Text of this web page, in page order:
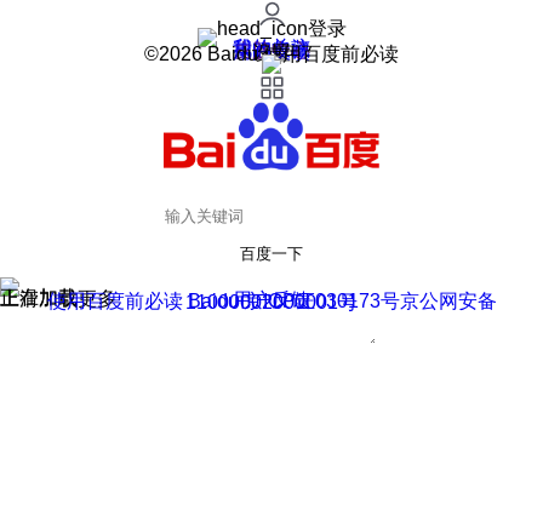
登录
我的关注
我的收藏
皮肤中心
用户反馈
设置
©2026 Baidu 使用百度前必读
百度一下
正在加载
上滑加载更多 用户反馈
使用百度前必读 Baidu 京ICP证030173号
京公网安备11000002000001号